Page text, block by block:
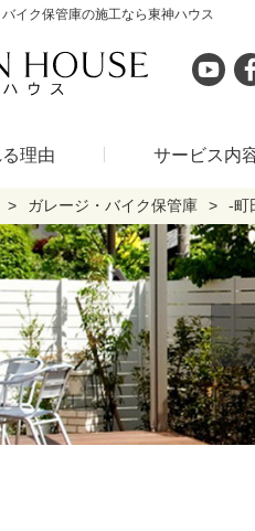
イク保管庫の施工なら東神ハウス
理由 サービス内
ガレージ・バイク保管庫 -町